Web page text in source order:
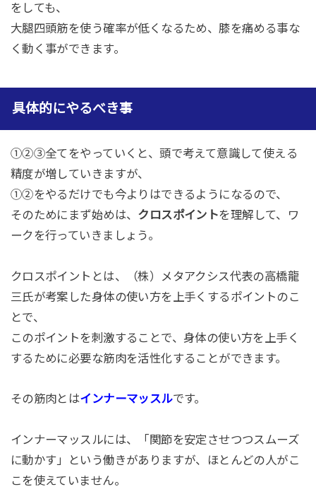
をしても、
大腿四頭筋を使う確率が低くなるため、膝を痛める事な
く動く事ができます。
具体的にやるべき事
①②③全てをやっていくと、頭で考えて意識して使える
精度が増していきますが、
①②をやるだけでも今よりはできるようになるので、
そのためにまず始めは、 クロスポイントを理解して、ワ
ークを行っていきましょう。
クロスポイントとは、（株）メタアクシス代表の高橋龍
三氏が考案した身体の使い方を上手くするポイントのこ
とで、
このポイントを刺激することで、身体の使い方を上手く
するために必要な筋肉を活性化することができます。
その筋肉とはインナーマッスルです。
インナーマッスルには、「関節を安定させつつスムーズ
に動かす」という働きがありますが、ほとんどの人がこ
こを使えていません。